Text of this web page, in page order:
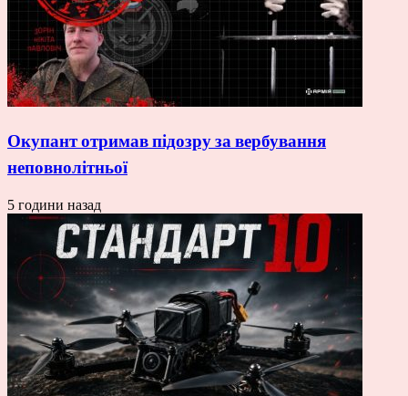
Окупант отримав підозру за вербування
неповнолітньої
5 години назад